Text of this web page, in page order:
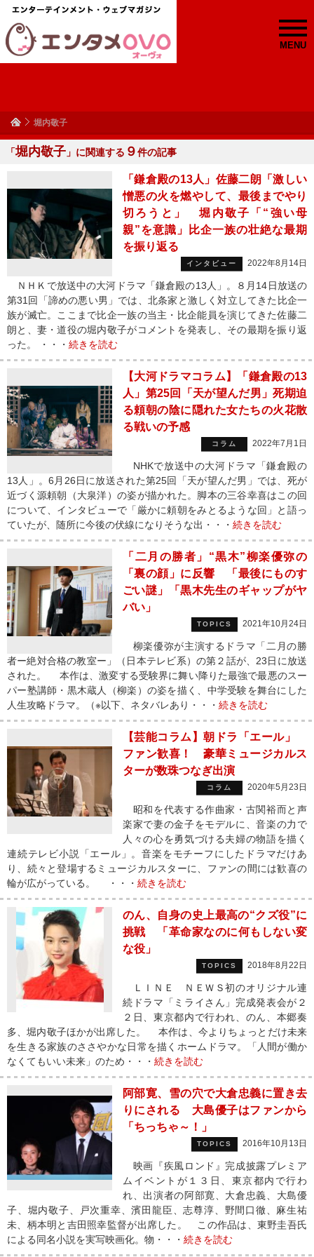
MENU
堀内敬子
「堀内敬子 」に関連する ９件の記事
「鎌倉殿の13人」佐藤二朗「激しい
憎悪の火を燃やして、最後までやり
切ろうと」 堀内敬子「“強い母
親”を意識」比企一族の壮絶な最期
を振り返る
インタビュー 2022年8月14日
ＮＨＫで放送中の大河ドラマ「鎌倉殿の13人」。８月14日放送の
第31回「諦めの悪い男」では、北条家と激しく対立してきた比企一
族が滅亡。ここまで比企一族の当主・比企能員を演じてきた佐藤二
朗と、妻・道役の堀内敬子がコメントを発表し、その最期を振り返
った。 ・・・ 続きを読む
【大河ドラマコラム】「鎌倉殿の13
人」第25回「天が望んだ男」死期迫
る頼朝の陰に隠れた女たちの火花散
る戦いの予感
コラム 2022年7月1日
NHKで放送中の大河ドラマ「鎌倉殿の
13人」。6月26日に放送された第25回「天が望んだ男」では、死が
近づく源頼朝（大泉洋）の姿が描かれた。脚本の三谷幸喜はこの回
について、インタビューで「厳かに頼朝をみとるような回」と語っ
ていたが、随所に今後の伏線になりそうな出・・・ 続きを読む
「二月の勝者」“黒木”柳楽優弥の
「裏の顔」に反響 「最後にものす
ごい謎」「黒木先生のギャップがヤ
バい」
TOPICS 2021年10月24日
柳楽優弥が主演するドラマ「二月の勝
者ー絶対合格の教室ー」（日本テレビ系）の第２話が、23日に放送
された。 本作は、激変する受験界に舞い降りた最強で最悪のスー
パー塾講師・黒木蔵人（柳楽）の姿を描く、中学受験を舞台にした
人生攻略ドラマ。（※以下、ネタバレあり・・・ 続きを読む
【芸能コラム】朝ドラ「エール」
ファン歓喜！ 豪華ミュージカルス
ターが数珠つなぎ出演
コラム 2020年5月23日
昭和を代表する作曲家・古関裕而と声
楽家で妻の金子をモデルに、音楽の力で
人々の心を勇気づける夫婦の物語を描く
連続テレビ小説「エール」。音楽をモチーフにしたドラマだけあ
り、続々と登場するミュージカルスターに、ファンの間には歓喜の
輪が広がっている。 ・・・ 続きを読む
のん、自身の史上最高の“クズ役”に
挑戦 「革命家なのに何もしない変
な役」
TOPICS 2018年8月22日
ＬＩＮＥ ＮＥＷＳ初のオリジナル連
続ドラマ「ミライさん」完成発表会が２
２日、東京都内で行われ、のん、本郷奏
多、堀内敬子ほかが出席した。 本作は、今よりちょっとだけ未来
を生きる家族のささやかな日常を描くホームドラマ。「人間が働か
なくてもいい未来」のため・・・ 続きを読む
阿部寛、雪の穴で大倉忠義に置き去
りにされる 大島優子はファンから
「ちっちゃ～！」
TOPICS 2016年10月13日
映画『疾風ロンド』完成披露プレミア
ムイベントが１３日、東京都内で行わ
れ、出演者の阿部寛、大倉忠義、大島優
子、堀内敬子、戸次重幸、濱田龍臣、志尊淳、野間口徹、麻生祐
未、柄本明と吉田照幸監督が出席した。 この作品は、東野圭吾氏
による同名小説を実写映画化。物・・・ 続きを読む